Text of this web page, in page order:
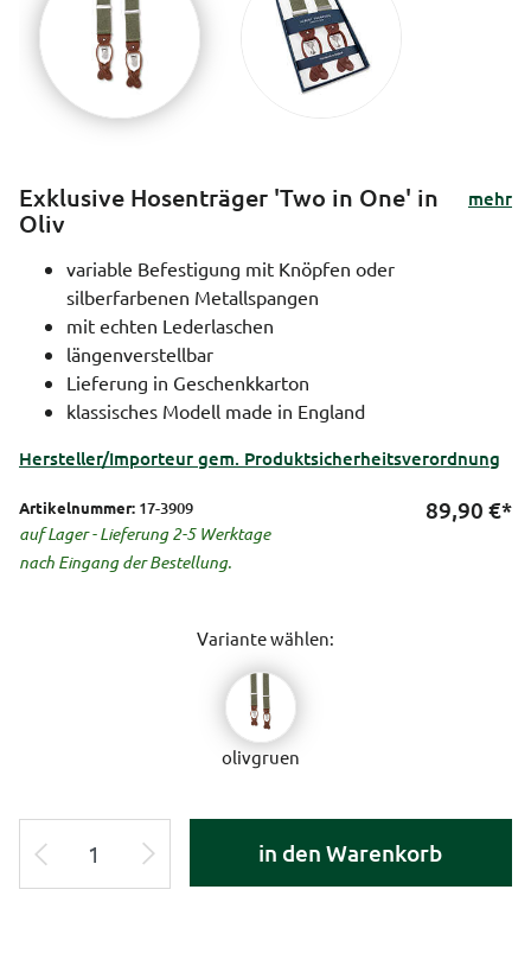
Exklusive Hosenträger 'Two in One' in
Oliv
mehr
variable Befestigung mit Knöpfen oder
silberfarbenen Metallspangen
mit echten Lederlaschen
längenverstellbar
Lieferung in Geschenkkarton
klassisches Modell made in England
Hersteller/Importeur gem. Produktsicherheitsverordnung
Artikelnummer: 17-3909
auf Lager - Lieferung 2-5 Werktage
nach Eingang der Bestellung.
89,90 €*
Variante wählen:
olivgruen
in den Warenkorb